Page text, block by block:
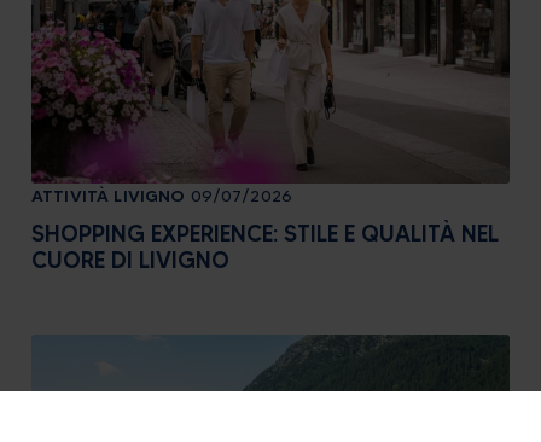
ATTIVITÀ LIVIGNO 09/07/2026
SHOPPING EXPERIENCE: STILE E QUALITÀ NEL
CUORE DI LIVIGNO